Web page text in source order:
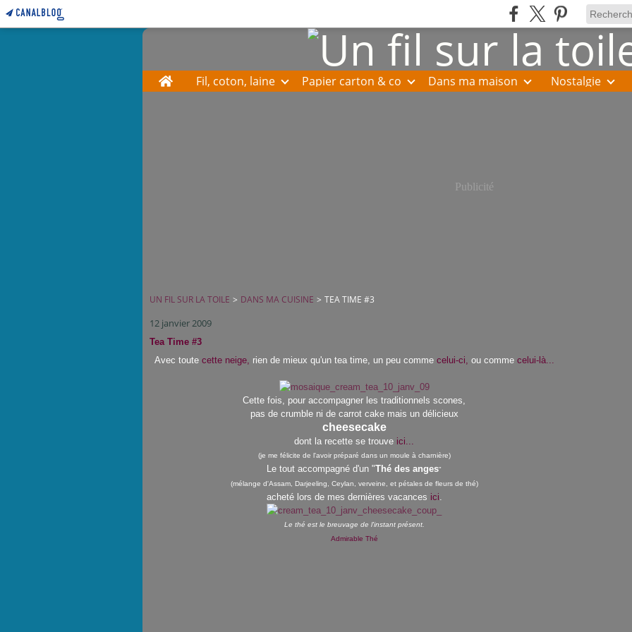
Home Fil, coton, laine Papier carton & co Dans ma maison Nostalgie
Publicité
UN FIL SUR LA TOILE > DANS MA CUISINE > TEA TIME #3
12 janvier 2009
Tea Time #3
Avec toute cette neige, rien de mieux qu'un tea time, un peu comme celui-ci, ou comme celui-là...
Cette fois, pour accompagner les traditionnels scones,
pas de crumble ni de carrot cake mais un délicieux
cheesecake
dont la recette se trouve ici...
(je me félicite de l'avoir préparé dans un moule à charnière)
Le tout accompagné d'un "Thé des anges"
(mélange d'Assam, Darjeeling, Ceylan, verveine, et pétales de fleurs de thé)
acheté lors de mes dernières vacances ici.
Le thé est le breuvage de l'instant présent.
Admirable Thé